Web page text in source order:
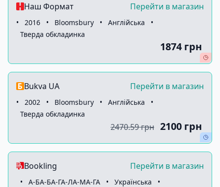
Наш Формат Перейти в магазин
• 2016 • Bloomsbury • Англійська
•
Тверда обкладинка
1874 грн
Bukva UA Перейти в магазин
• 2002 • Bloomsbury • Англійська
•
Тверда обкладинка
2470.59 грн 2100 грн
Bookling Перейти в магазин
• А-БА-БА-ГА-ЛА-МА-ГА • Українська
•